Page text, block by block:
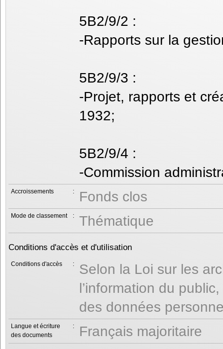
5B2/9/2 :
-Rapports sur la
5B2/9/3 :
-Projet, rapports et
1932;
5B2/9/4 :
-Commission
Accroissements : Fonds clos
Mode de classement : Thématique
Conditions d'accès et d'utilisation
Conditions d'accès :
Selon la Loi sur les
l’information du
des données
Langue et écriture
des documents
: Français majoritaire